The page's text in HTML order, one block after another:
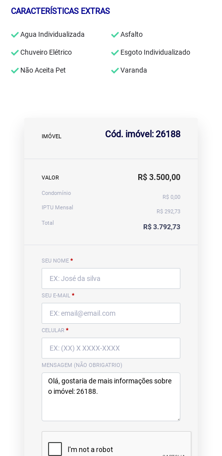
CARACTERÍSTICAS EXTRAS
Agua Individualizada Asfalto
Chuveiro Elétrico Esgoto Individualizado
Não Aceita Pet Varanda
IMÓVEL Cód. imóvel: 26188
VALOR R$ 3.500,00
Condomínio
R$ 0,00
IPTU Mensal
R$ 292,73
Total
R$ 3.792,73
SEU NOME *
SEU E-MAIL *
CELULAR *
MENSAGEM (NÃO OBRIGATRIO)